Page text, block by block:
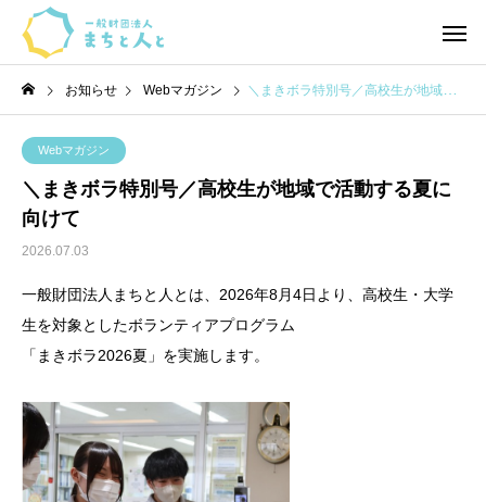
お知らせ Webマガジン ＼まきボラ特別号／高校生が地域で活動する夏に向けて
Webマガジン
＼まきボラ特別号／高校生が地域で活動する夏に
向けて
2026.07.03
一般財団法人まちと人とは、2026年8月4日より、高校生・大学
生を対象としたボランティアプログラム
「まきボラ2026夏」を実施します。